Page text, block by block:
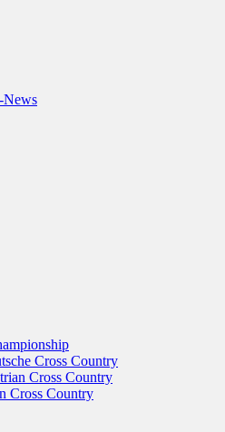
News
Cross Country
Cross Country
Cross Country